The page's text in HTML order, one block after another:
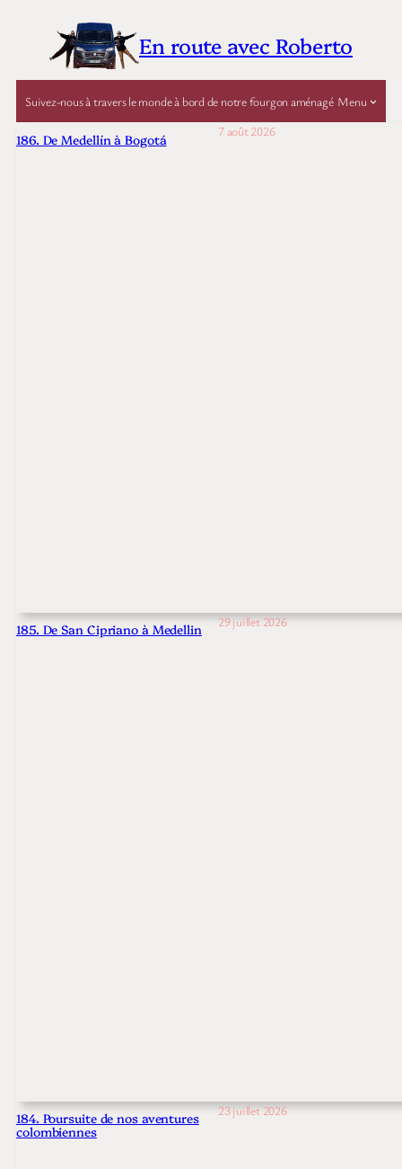
En route avec Roberto
Suivez-nous à travers le monde à bord de notre fourgon aménagé Menu
186. De Medellín à Bogotá 7 août 2026
185. De San Cipriano à Medellin 29 juillet 2026
184. Poursuite de nos aventures
colombiennes
23 juillet 2026